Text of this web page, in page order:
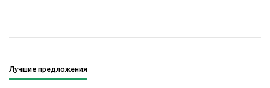
Лучшие предложения